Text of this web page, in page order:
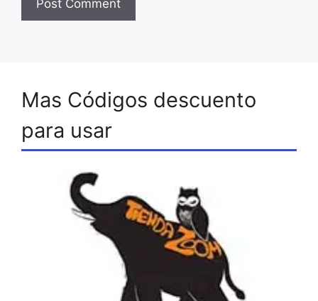
Mas Códigos descuento
para usar